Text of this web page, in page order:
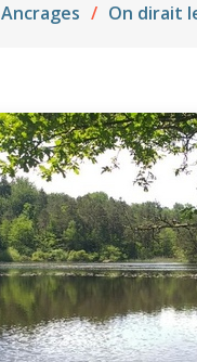
Ancrages On dirait